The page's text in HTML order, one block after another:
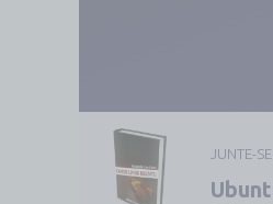
JUNTE-